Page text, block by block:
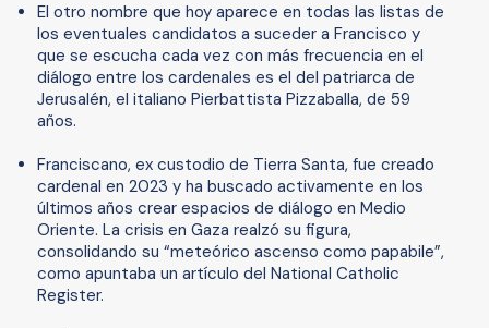
El otro nombre que hoy aparece en todas las listas de
los eventuales candidatos a suceder a Francisco y
que se escucha cada vez con más frecuencia en el
diálogo entre los cardenales es el del patriarca de
Jerusalén, el italiano Pierbattista Pizzaballa, de 59
años.
Franciscano, ex custodio de Tierra Santa, fue creado
cardenal en 2023 y ha buscado activamente en los
últimos años crear espacios de diálogo en Medio
Oriente. La crisis en Gaza realzó su figura,
consolidando su “meteórico ascenso como papabile”,
como apuntaba un artículo del National Catholic
Register.